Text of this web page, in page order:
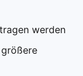
werden